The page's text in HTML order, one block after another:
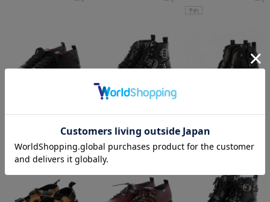
予約
厚底スニーカー （ブラック） 6318004 厚底レースアップブーツ （ブラック）
￥9,790 ￥9,086